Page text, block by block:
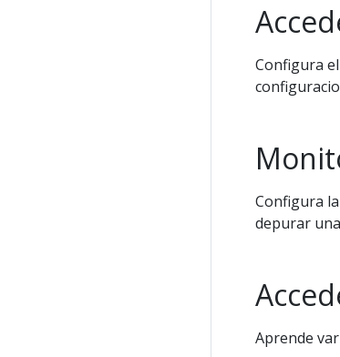
Configura
Configura
depurar
Aprende